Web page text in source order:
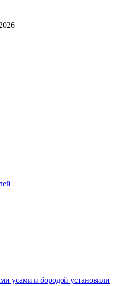
усами и бородой установили